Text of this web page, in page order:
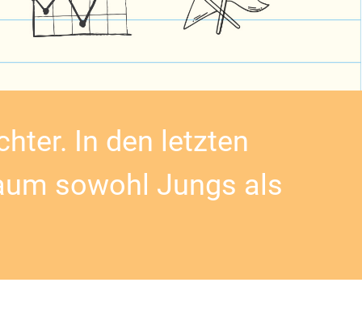
In den letzten
sowohl Jungs als